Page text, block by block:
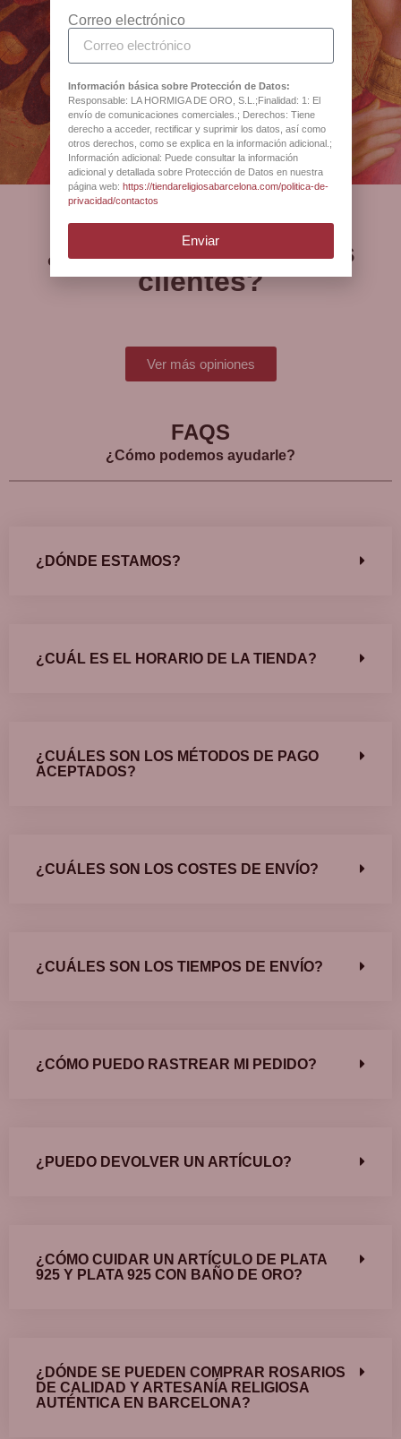
religiosos desde 1880
Antigua Botiga Catedral
Barcelona
¿Qué opinan nuestros
clientes?
Ver más opiniones
FAQS
¿Cómo podemos ayudarle?
¿DÓNDE ESTAMOS?
¿CUÁL ES EL HORARIO DE LA TIENDA?
¿CUÁLES SON LOS MÉTODOS DE PAGO
ACEPTADOS?
¿CUÁLES SON LOS COSTES DE ENVÍO?
¿CUÁLES SON LOS TIEMPOS DE ENVÍO?
¿CÓMO PUEDO RASTREAR MI PEDIDO?
¿PUEDO DEVOLVER UN ARTÍCULO?
¿CÓMO CUIDAR UN ARTÍCULO DE PLATA
925 Y PLATA 925 CON BAÑO DE ORO?
¿DÓNDE SE PUEDEN COMPRAR ROSARIOS
DE CALIDAD Y ARTESANÍA RELIGIOSA
AUTÉNTICA EN BARCELONA?
Correo electrónico
Información básica sobre Protección de Datos:
Responsable: LA HORMIGA DE ORO, S.L.;Finalidad: 1: El
envío de comunicaciones comerciales.; Derechos: Tiene
derecho a acceder, rectificar y suprimir los datos, así como
otros derechos, como se explica en la información adicional.;
Información adicional: Puede consultar la información
adicional y detallada sobre Protección de Datos en nuestra
página web: https://tiendareligiosabarcelona.com/politica-de-
privacidad/contactos
Enviar